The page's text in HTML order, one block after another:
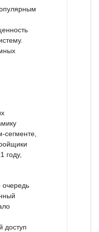
году,
очередь
доступ